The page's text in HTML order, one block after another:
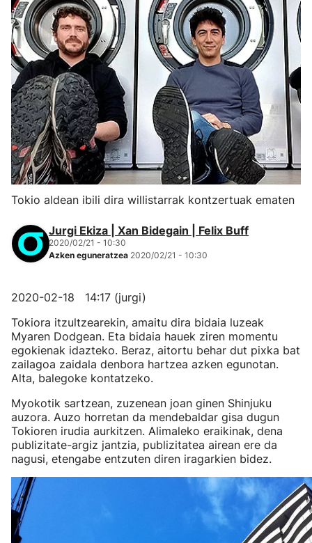
Tokio aldean ibili dira willistarrak kontzertuak ematen
Jurgi Ekiza | Xan Bidegain | Felix Buff
2020/02/21 - 10:30
Azken eguneratzea 2020/02/21 - 10:30
2020-02-18 14:17 (jurgi)
Tokiora itzultzearekin, amaitu dira bidaia luzeak
Myaren Dodgean. Eta bidaia hauek ziren momentu
egokienak idazteko. Beraz, aitortu behar dut pixka bat
zailagoa zaidala denbora hartzea azken egunotan.
Alta, balegoke kontatzeko.
Myokotik sartzean, zuzenean joan ginen Shinjuku
auzora. Auzo horretan da mendebaldar gisa dugun
Tokioren irudia aurkitzen. Alimaleko eraikinak, dena
publizitate-argiz jantzia, publizitatea airean ere da
nagusi, etengabe entzuten diren iragarkien bidez.